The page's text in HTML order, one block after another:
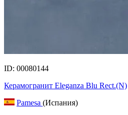
ID: 00080144
Керамогранит Eleganza Blu Rect.(N)
Pamesa (Испания)